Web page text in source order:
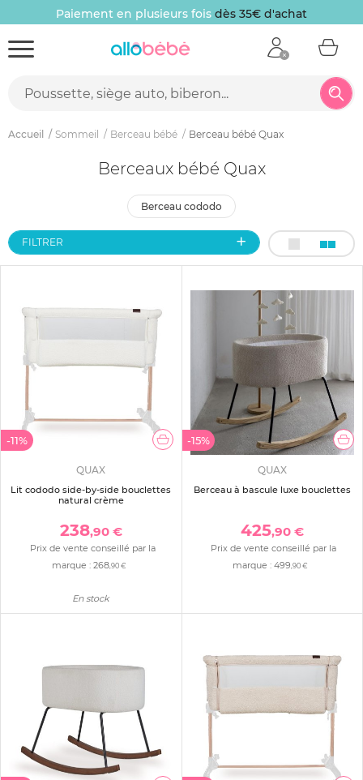
Paiement en plusieurs fois dès 35€ d'achat
Accueil Sommeil Berceau bébé Berceau bébé Quax
Berceaux bébé Quax
berceau cododo
FILTRER
-11%
QUAX
Lit cododo side-by-side bouclettes
natural crème
238,90 €
Prix de vente conseillé par la
marque :268,90 €
En stock
-15%
QUAX
Berceau à bascule luxe bouclettes
425,90 €
Prix de vente conseillé par la
marque :499,90 €